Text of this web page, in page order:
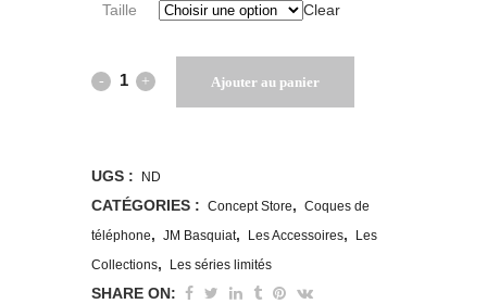
Taille Clear
Coque
Basquiat
quantity
Ajouter au panier
UGS : ND
CATÉGORIES : Concept Store, Coques de
téléphone, JM Basquiat, Les Accessoires,
Les
Collections, Les séries limités
SHARE ON: